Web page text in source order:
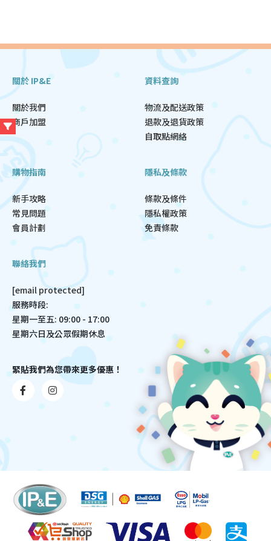
關於 IP&E
關於我們
商戶加盟
資料查詢
物流及配送政策
退款及退貨政策
自取點網絡
購物指南
新手攻略
常見問題
會員計劃
隱私及條款
條款及條件
隱私權政策
免責條款
聯絡我們
[email protected]
服務時段:
星期一至五: 09:00 - 17:00
星期六日及公眾假期休息
緊貼我們為您帶來更多優惠！